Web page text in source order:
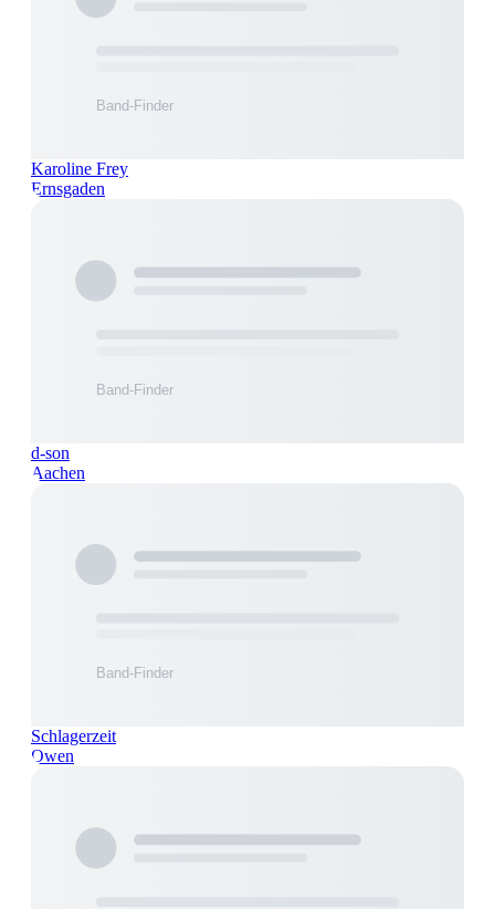
Karoline Frey
Ernsgaden
d-son
Aachen
Schlagerzeit
Owen